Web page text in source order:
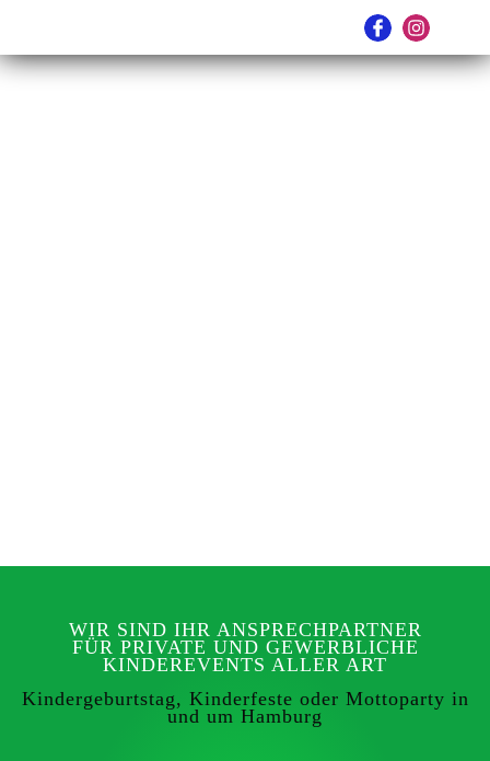
WIR SIND IHR ANSPRECHPARTNER
FÜR PRIVATE UND GEWERBLICHE
KINDEREVENTS ALLER ART
Kindergeburtstag, Kinderfeste oder Mottoparty in
und um Hamburg